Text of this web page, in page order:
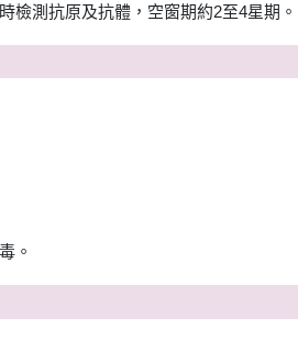
檢測抗原及抗體，空窗期約2至4星期。
。